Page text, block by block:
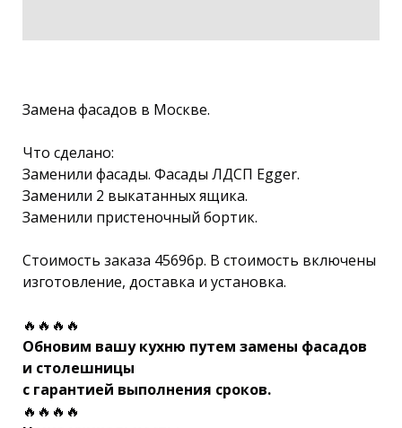
Замена фасадов в Москве.
Что сделано:
Заменили фасады. Фасады ЛДСП Еgger.
Заменили 2 выкатанных ящика.
Заменили пристеночный бортик.
Стоимость заказа 45696р. В стоимость включены
изготовление, доставка и установка.
🔥🔥🔥🔥
Обновим вашу кухню путем замены фасадов
и столешницы
с гарантией выполнения сроков.
🔥🔥🔥🔥